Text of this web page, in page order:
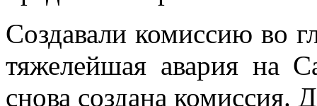
Создавали комиссию во
тяжелейшая авария на
снова создана комиссия.